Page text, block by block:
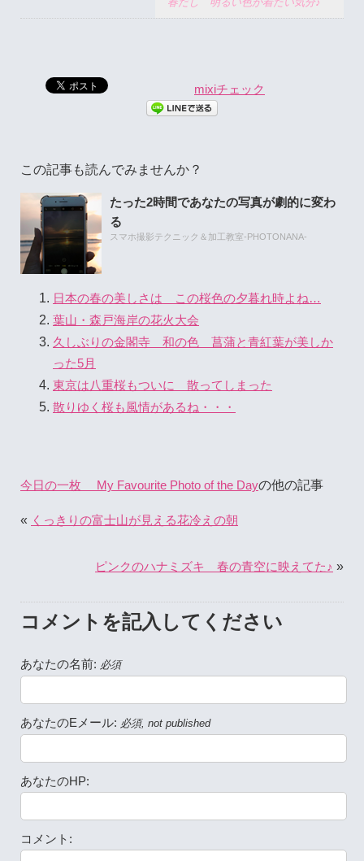
mixiチェック
この記事も読んでみませんか？
たった2時間であなたの写真が劇的に変わ
る
スマホ撮影テクニック＆加工教室-PHOTONANA-
日本の春の美しさは この桜色の夕暮れ時よね…
葉山・森戸海岸の花火大会
久しぶりの金閣寺 和の色 菖蒲と青紅葉が美しか
った5月
東京は八重桜もついに 散ってしまった
散りゆく桜も風情があるね・・・
今日の一枚 My Favourite Photo of the Dayの他の記事
« くっきりの富士山が見える花冷えの朝
ピンクのハナミズキ 春の青空に映えてた♪ »
コメントを記入してください
あなたの名前: 必須
あなたのEメール: 必須, not published
あなたのHP:
コメント: